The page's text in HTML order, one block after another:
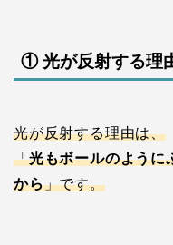
① 光が反射する理
光が反射する理由は、
「光もボールのように
から」です。